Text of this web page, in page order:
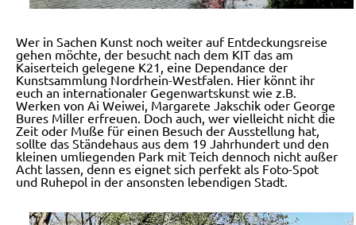
Wer in Sachen Kunst noch weiter auf Entdeckungsreise
gehen möchte, der besucht nach dem KIT das am
Kaiserteich gelegene K21, eine Dependance der
Kunstsammlung Nordrhein-Westfalen. Hier könnt ihr
euch an internationaler Gegenwartskunst wie z.B.
Werken von Ai Weiwei, Margarete Jakschik oder George
Bures Miller erfreuen. Doch auch, wer vielleicht nicht die
Zeit oder Muße für einen Besuch der Ausstellung hat,
sollte das Ständehaus aus dem 19 Jahrhundert und den
kleinen umliegenden Park mit Teich dennoch nicht außer
Acht lassen, denn es eignet sich perfekt als Foto-Spot
und Ruhepol in der ansonsten lebendigen Stadt.